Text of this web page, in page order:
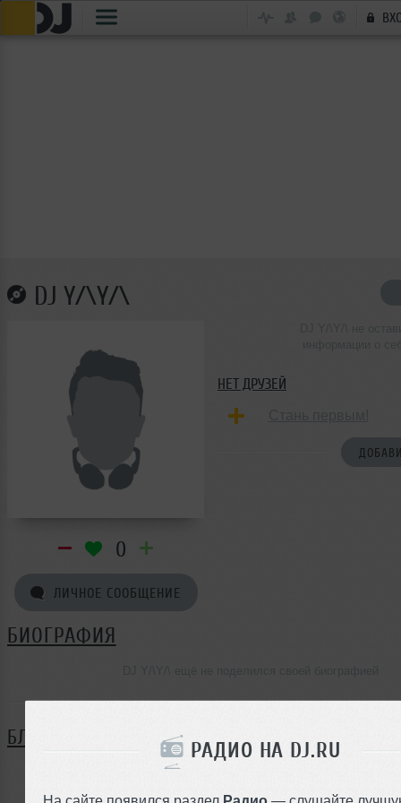
РАДИО НА DJ.RU
На сайте появился раздел Радио — слушайте
DJ Y/\Y/\
0
ЛИЧНОЕ СООБЩЕНИЕ
НЕТ ДРУЗЕЙ
БИОГРАФИЯ
БЛОГ